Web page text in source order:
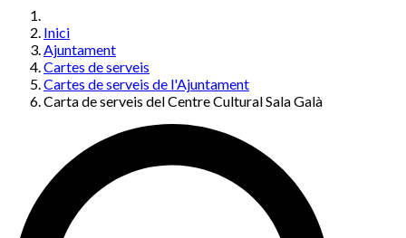
Inici
Ajuntament
Cartes de serveis
Cartes de serveis de l'Ajuntament
Carta de serveis del Centre Cultural Sala Galà